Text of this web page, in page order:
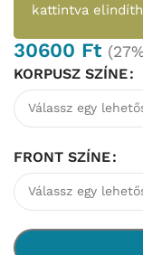
kattintva
30600 Ft
KORPUSZ SZÍNE
FRONT SZÍNE